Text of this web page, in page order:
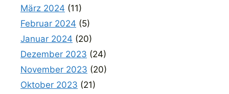
März 2024 (11)
Februar 2024 (5)
Januar 2024 (20)
Dezember 2023 (24)
November 2023 (20)
Oktober 2023 (21)